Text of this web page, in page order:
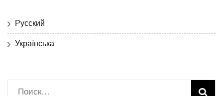
Русский
Українська
Найти: